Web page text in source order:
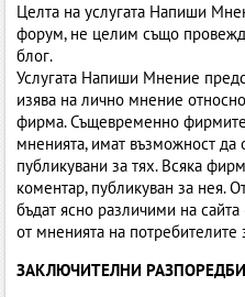
Целта на услугата Напиши
форум, не целим също
блог.
Услугата Напиши Мнение
изява на лично мнение
фирма. Същевременно
мненията, имат възможност да
публикувани за тях. Всяка
коментар, публикуван за нея.
бъдат ясно различими на
от мненията на потребителите
ЗАКЛЮЧИТЕЛНИ РАЗПОРЕДБИ